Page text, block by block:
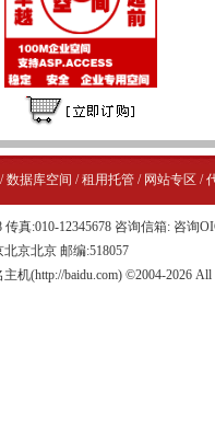
/数据库空间 /租用托管/ 网站专区 /
传真:010-12345678 咨询信箱: 咨询
京北京 邮编:518057
机(http://baidu.com) ©2004-2026 All